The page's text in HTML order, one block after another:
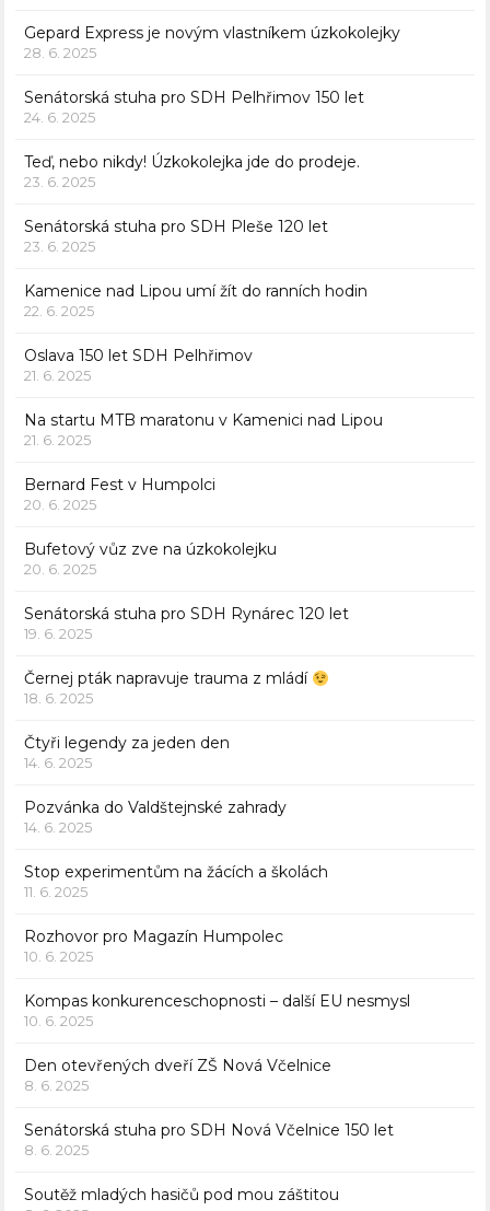
Gepard Express je novým vlastníkem úzkokolejky
28. 6. 2025
Senátorská stuha pro SDH Pelhřimov 150 let
24. 6. 2025
Teď, nebo nikdy! Úzkokolejka jde do prodeje.
23. 6. 2025
Senátorská stuha pro SDH Pleše 120 let
23. 6. 2025
Kamenice nad Lipou umí žít do ranních hodin
22. 6. 2025
Oslava 150 let SDH Pelhřimov
21. 6. 2025
Na startu MTB maratonu v Kamenici nad Lipou
21. 6. 2025
Bernard Fest v Humpolci
20. 6. 2025
Bufetový vůz zve na úzkokolejku
20. 6. 2025
Senátorská stuha pro SDH Rynárec 120 let
19. 6. 2025
Černej pták napravuje trauma z mládí
18. 6. 2025
Čtyři legendy za jeden den
14. 6. 2025
Pozvánka do Valdštejnské zahrady
14. 6. 2025
Stop experimentům na žácích a školách
11. 6. 2025
Rozhovor pro Magazín Humpolec
10. 6. 2025
Kompas konkurenceschopnosti – další EU nesmysl
10. 6. 2025
Den otevřených dveří ZŠ Nová Včelnice
8. 6. 2025
Senátorská stuha pro SDH Nová Včelnice 150 let
8. 6. 2025
Soutěž mladých hasičů pod mou záštitou